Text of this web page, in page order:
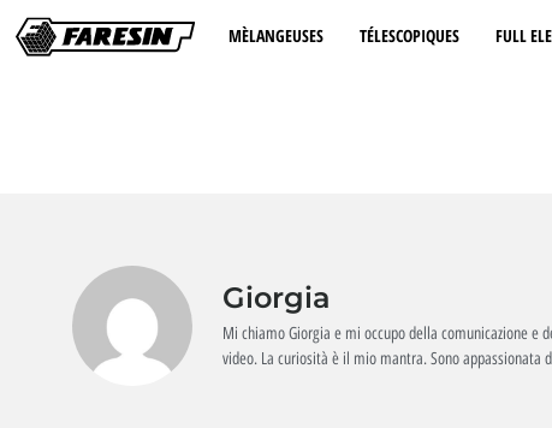
MÈLANGEUSES TÉLESCOPIQUES FULL
Giorgia
Mi chiamo Giorgia e mi occupo della comunicazione
video. La curiosità è il mio mantra. Sono appassionata